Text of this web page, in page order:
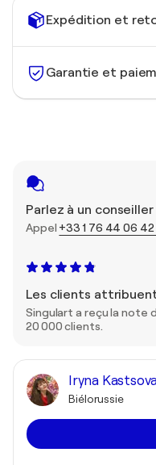
Expédition et
Garantie et
Parlez à un
Appel +33 1 76 44 06 42
Les clients
Singulart a reçu la note
20 000 clients.
Iryna
Biélorussie